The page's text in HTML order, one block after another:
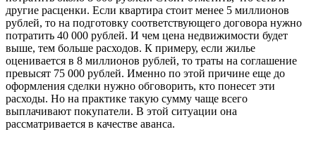
другие расценки. Если квартира стоит менее 5 миллионов
рублей, то на подготовку соответствующего договора нужно
потратить 40 000 рублей. И чем цена недвижимости будет
выше, тем больше расходов. К примеру, если жилье
оценивается в 8 миллионов рублей, то траты на соглашение
превысят 75 000 рублей. Именно по этой причине еще до
оформления сделки нужно обговорить, кто понесет эти
расходы. Но на практике такую сумму чаще всего
выплачивают покупатели. В этой ситуации она
рассматривается в качестве аванса.